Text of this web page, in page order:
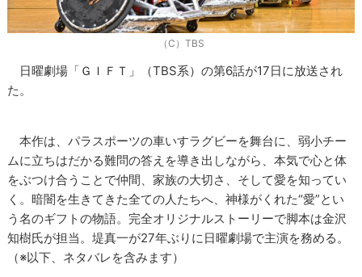
（C）TBS
日曜劇場「ＧＩＦＴ」（TBS系）の第6話が17日に放送され
た。
本作は、パラスポーツの車いすラグビーを舞台に、弱小チー
ムに立ちはだかる難問の答えを導き出しながら、本気で心と体
をぶつけ合うことで仲間、家族の大切さ、そして愛を知ってい
く。暗闇を生きてきた全ての人たちへ、神様がくれた“愛”とい
う名のギフトの物語。完全オリジナルストーリーで脚本は金沢
知樹氏が担当。堤真一が27年ぶりに日曜劇場で主演を務める。
（※以下、ネタバレを含みます）